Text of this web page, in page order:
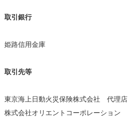
取引銀行
姫路信用金庫
取引先等
東京海上日動火災保険株式会社 代理店
株式会社オリエントコーポレーション